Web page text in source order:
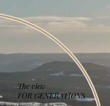
The view
FOR GENERATIONS